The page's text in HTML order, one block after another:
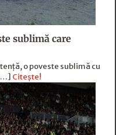
sublimă care
o poveste sublimă cu
Citește!